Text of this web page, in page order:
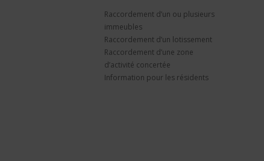
Raccordement d’un ou plusieurs
immeubles
Raccordement d’un lotissement
Raccordement d’une zone
d’activité concertée
Information pour les résidents